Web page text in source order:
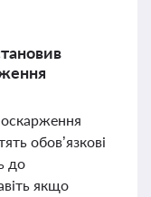
обов’язкові
до
якщо